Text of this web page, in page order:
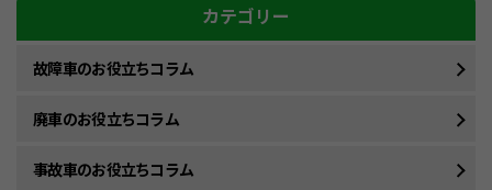
カテゴリー
故障車のお役立ちコラム
廃車のお役立ちコラム
事故車のお役立ちコラム